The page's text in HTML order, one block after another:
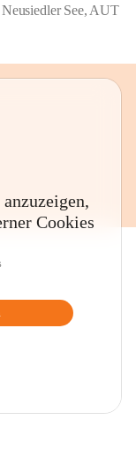
See, AUT
Cookies